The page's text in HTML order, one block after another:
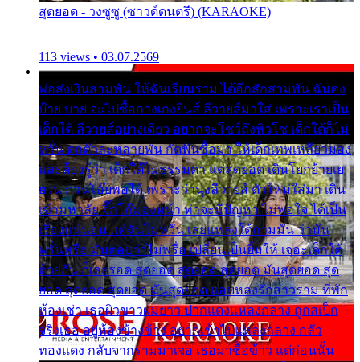
สุดยอด - วงซูซู (ซาวด์ดนตรี) (KARAOKE)
113 views • 03.07.2569
พ่อส่งเงินสามพัน ให้ฉันเรียนราม ได้อีกสักสามพัน ฉันคง
บ๊าย บาย จะไปซื้อกางเกงยีนส์ ลีวายส์มาใส่ เพราะเราเป็น
เด็กใต้ ลีวายส์อย่างเดียว อยากจะโชว์ถึงหิวโซ เด็กใต้ก็ไม่
หวั่น ตกตัวละหลายพัน กัดฟันซื้อมา ให้เด็กเทพเหลียวมอง
และต้องรู้ว่า เด็กใต้ไม่ธรรมดา แต่สุดยอด เดินโยกย้ายเย
ยวน กวนโอ๊ยพอได้ เพราะว่านุ่งลีวายส์ ตัวใหม่ใส่มา เดิน
เข้ามหาลัย จิ๊กโก๊มองหน้า ท่าจะมีปัญหา ไม่พอใจ ได้เป็น
เรื่องแน่นอน แต่ฉันไม่หวั่น เลยแหลงใต้ถามมัน ว่ามัน
พรั่นพรือ มันตอบว่าไม่พรื่อ เปลี่ยนเป็นยิ้มให้ เจอะเด็กใต้
ด้วยกัน ก็เลยรอด สุดยอด สุดยอด สุดยอด มันสุดยอด สุด
ยอด สุดยอด สุดยอด มันสุดยอด แอบหลงรักสาวราม ที่พัก
ห้องเช่า เธอผิวขาวผมยาว ปากแดงแหลงกลาง ถูกสเป็ก
จริงเธอ อยู่ห้องข้างข้าง อยากเข้าไปแหลงกลาง กลัว
ทองแดง กลับจากรามมาเจอ เธอมาซื้อข้าว แต่ก่อนนั้น